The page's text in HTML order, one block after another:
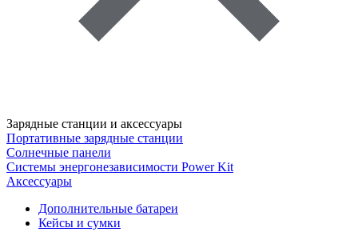
Зарядные станции и аксессуары
Портативные зарядные станции
Солнечные панели
Системы энергонезависимости Power Kit
Аксессуары
Дополнительные батареи
Кейсы и сумки